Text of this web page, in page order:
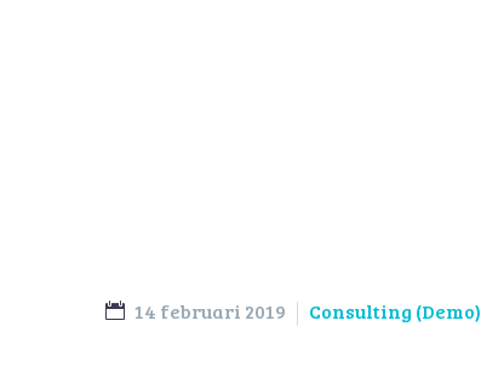
14 februari 2019 Consulting (Demo)